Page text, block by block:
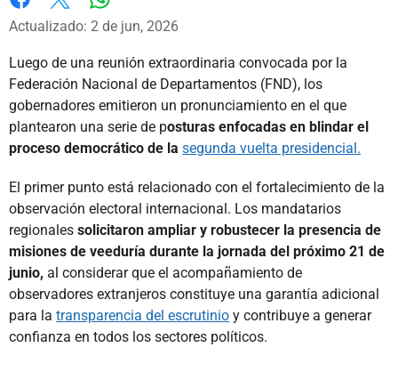
Facebook
X
Actualizado: 2 de jun, 2026
Luego de una reunión extraordinaria convocada por la
Federación Nacional de Departamentos (FND), los
gobernadores emitieron un pronunciamiento en el que
plantearon una serie de posturas enfocadas en blindar el
proceso democrático de la segunda vuelta presidencial.
El primer punto está relacionado con el fortalecimiento de la
observación electoral internacional. Los mandatarios
regionales solicitaron ampliar y robustecer la presencia de
misiones de veeduría durante la jornada del próximo 21 de
junio, al considerar que el acompañamiento de
observadores extranjeros constituye una garantía adicional
para la transparencia del escrutinio y contribuye a generar
confianza en todos los sectores políticos.